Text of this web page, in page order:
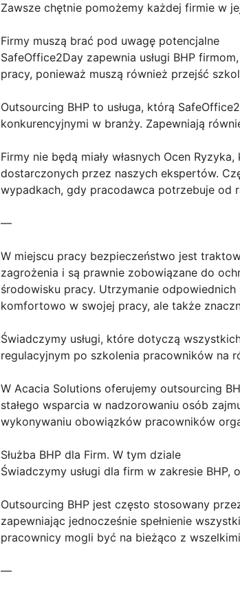
Zawsze chętnie pomożemy każdej firmie w
Firmy muszą brać pod uwagę potencjalne
SafeOffice2Day zapewnia usługi BHP
pracy, ponieważ muszą również przejść
Outsourcing BHP to usługa, którą
konkurencyjnymi w branży. Zapewniają
Firmy nie będą miały własnych Ocen
dostarczonych przez naszych ekspertów.
wypadkach, gdy pracodawca potrzebuje od
—
W miejscu pracy bezpieczeństwo jest
zagrożenia i są prawnie zobowiązane do
środowisku pracy. Utrzymanie
komfortowo w swojej pracy, ale także
Świadczymy usługi, które dotyczą
regulacyjnym po szkolenia pracowników na
W Acacia Solutions oferujemy outsourcing
stałego wsparcia w nadzorowaniu osób
wykonywaniu obowiązków pracowników
Służba BHP dla Firm. W tym dziale
Świadczymy usługi dla firm w zakresie BHP,
Outsourcing BHP jest często stosowany
zapewniając jednocześnie spełnienie
pracownicy mogli być na bieżąco z
—